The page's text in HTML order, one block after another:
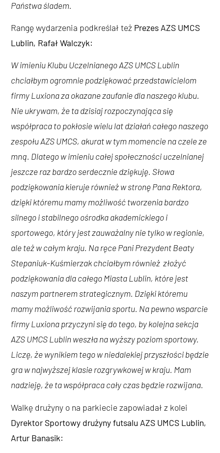
Państwa śladem.
Rangę wydarzenia podkreślał też Prezes AZS UMCS
Lublin, Rafał Walczyk:
W imieniu Klubu Uczelnianego AZS UMCS Lublin
chciałbym ogromnie podziękować przedstawicielom
firmy Luxiona za okazane zaufanie dla naszego klubu.
Nie ukrywam, że ta dzisiaj rozpoczynająca się
współpraca to pokłosie wielu lat działań całego naszego
zespołu AZS UMCS, akurat w tym momencie na czele ze
mną. Dlatego w imieniu całej społeczności uczelnianej
jeszcze raz bardzo serdecznie dziękuję. Słowa
podziękowania kieruje również w stronę Pana Rektora,
dzięki któremu mamy możliwość tworzenia bardzo
silnego i stabilnego ośrodka akademickiego i
sportowego, który jest zauważalny nie tylko w regionie,
ale też w całym kraju. Na ręce Pani Prezydent Beaty
Stepaniuk-Kuśmierzak chciałbym również złożyć
podziękowania dla całego Miasta Lublin, które jest
naszym partnerem strategicznym. Dzięki któremu
mamy możliwość rozwijania sportu. Na pewno wsparcie
firmy Luxiona przyczyni się do tego, by kolejna sekcja
AZS UMCS Lublin weszła na wyższy poziom sportowy.
Liczę, że wynikiem tego w niedalekiej przyszłości będzie
gra w najwyższej klasie rozgrywkowej w kraju. Mam
nadzieję, że ta współpraca cały czas będzie rozwijana.
Walkę drużyny o na parkiecie zapowiadał z kolei
Dyrektor Sportowy drużyny futsalu AZS UMCS Lublin,
Artur Banasik: